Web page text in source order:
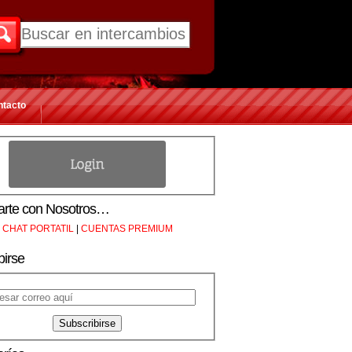
con Nosotros…
CHAT PORTATIL | CUENTAS PREMIUM